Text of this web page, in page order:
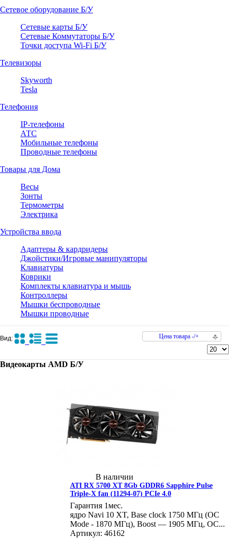
Сетевое оборудование Б/У
Сетевые карты Б/У
Сетевые Коммутаторы Б/У
Точки доступа Wi-Fi Б/У
Телевизоры
Skyworth
Tesla
Телефония
IP-телефоны
АТС
Мобильные телефоны
Проводные телефоны
Товары для Дома
Весы
Зонты
Термометры
Электрика
Устройства ввода
Адаптеры & кардридеры
Джойстики/Игровые манипуляторы
Клавиатуры
Коврики
Комплекты клавиатура и мышь
Контроллеры
Мышки беспроводные
Мышки проводные
Вид: Цена товара -/+
Видеокарты AMD Б/У
В наличии
ATI RX 5700 XT 8Gb GDDR6 Sapphire Pulse
Triple-X fan (11294-07) PCIe 4.0
Гарантия 1мес.
ядро Navi 10 XT, Base clock 1750 МГц (OC
Mode - 1870 МГц), Boost — 1905 МГц, OC...
Артикул: 46162